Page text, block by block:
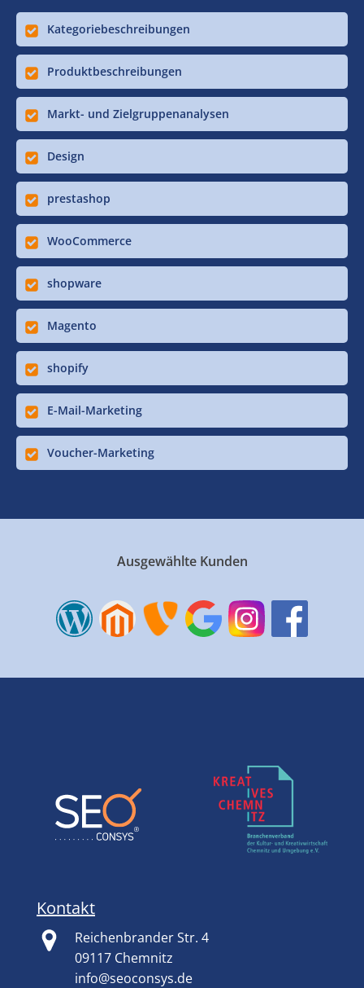
Kategoriebeschreibungen
Produktbeschreibungen
Markt- und Zielgruppenanalysen
Design
prestashop
WooCommerce
shopware
Magento
shopify
E-Mail-Marketing
Voucher-Marketing
Ausgewählte Kunden
Kontakt
Reichenbrander Str. 4
09117 Chemnitz
info@seoconsys.de